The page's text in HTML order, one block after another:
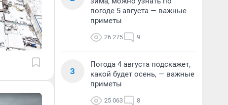
погоде 5 августа — важные
приметы
26 275 9
3
Погода 4 августа подскажет,
какой будет осень, — важные
приметы
25 063 8